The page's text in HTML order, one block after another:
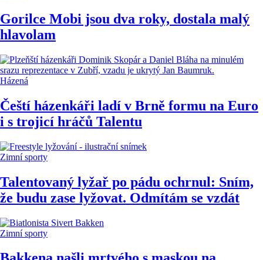
Gorilce Mobi jsou dva roky, dostala malý
hlavolam
Házená
Čeští házenkáři ladí v Brně formu na Euro
i s trojicí hráčů Talentu
Zimní sporty
Talentovaný lyžař po pádu ochrnul: Sním,
že budu zase lyžovat. Odmítám se vzdát
Zimní sporty